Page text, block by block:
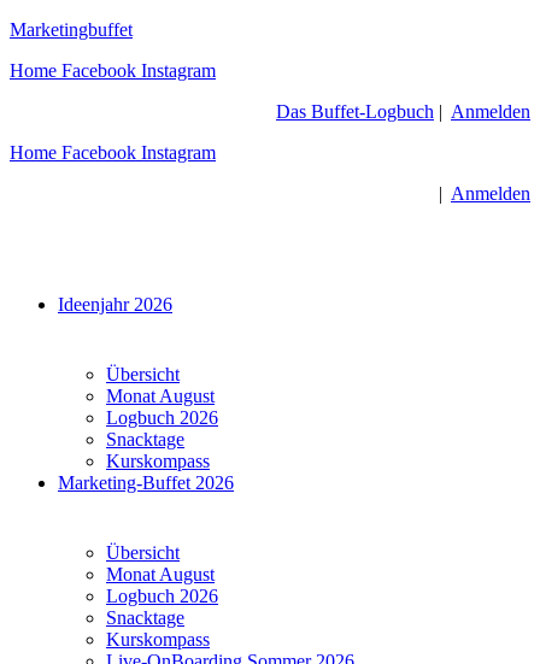
Zum
springen
Marketingbuffet
Home Facebook Instagram
Das Buffet-Logbuch | Anmelden
Home Facebook Instagram
| Anmelden
Menü Ideenjahr 2026
Übersicht
Monat August
Logbuch 2026
Snacktage
Kurskompass
Marketing-Buffet 2026
Übersicht
Monat August
Logbuch 2026
Snacktage
Kurskompass